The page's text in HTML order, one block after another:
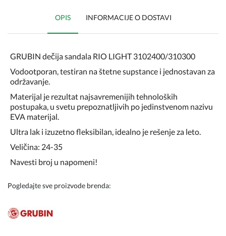
OPIS INFORMACIJE O DOSTAVI
GRUBIN dečija sandala RIO LIGHT 3102400/310300
Vodootporan, testiran na štetne supstance i jednostavan za
održavanje.
Materijal je rezultat najsavremenijih tehnoloških
postupaka, u svetu prepoznatljivih po jedinstvenom nazivu
EVA materijal.
Ultra lak i izuzetno fleksibilan, idealno je rešenje za leto.
Veličina: 24-35
Navesti broj u napomeni!
Pogledajte sve proizvode brenda: